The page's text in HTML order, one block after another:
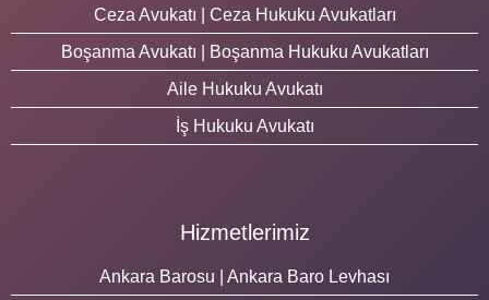
Ceza Avukatı | Ceza Hukuku Avukatları
Boşanma Avukatı | Boşanma Hukuku Avukatları
Aile Hukuku Avukatı
İş Hukuku Avukatı
Hizmetlerimiz
Ankara Barosu | Ankara Baro Levhası